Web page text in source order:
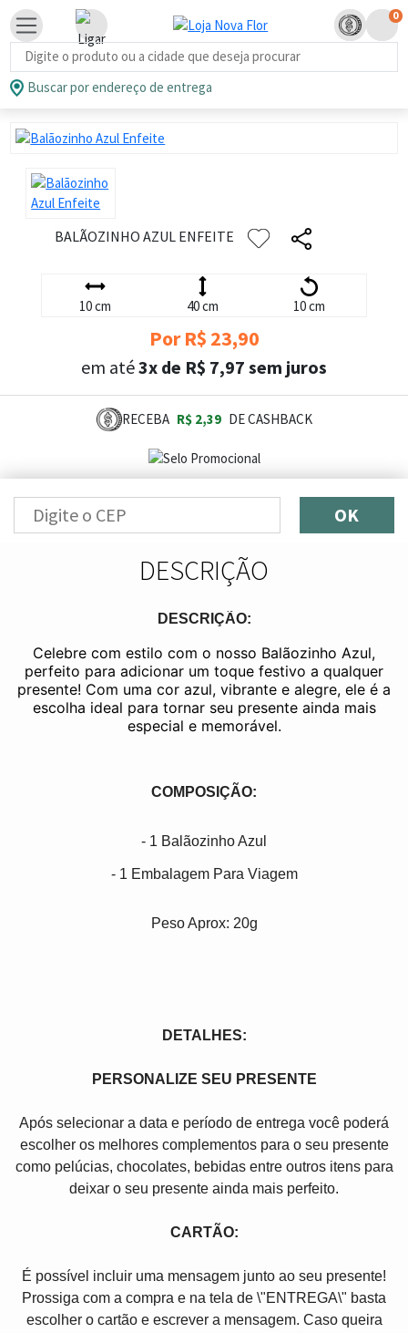
Busca de produtos
0
Buscar por endereço de entrega
BALÃOZINHO AZUL ENFEITE
10 cm 40 cm 10 cm
Por R$ 23,90
em até3x de R$ 7,97 sem juros
RECEBA R$ 2,39 DE CASHBACK
OK
DESCRIÇÃO
DESCRIÇÃO:
Celebre com estilo com o nosso Balãozinho Azul,
perfeito para adicionar um toque festivo a qualquer
presente! Com uma cor azul, vibrante e alegre, ele é a
escolha ideal para tornar seu presente ainda mais
especial e memorável.
COMPOSIÇÃO:
- 1 Balãozinho Azul
- 1 Embalagem Para Viagem
Peso Aprox: 20g
DETALHES:
PERSONALIZE SEU PRESENTE
Após selecionar a data e período de entrega você poder
escolher os melhores complementos para o seu presente
como pelúcias, chocolates, bebidas entre outros itens para
deixar o seu presente ainda mais perfeito.
CARTÃO:
É possível incluir uma mensagem junto ao seu presente!
Prossiga com a compra e na tela de \"ENTREGA\" basta
escolher o cartão e escrever a mensagem. Caso queira